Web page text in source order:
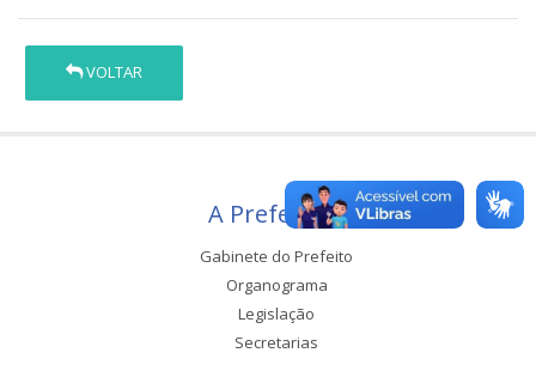
VOLTAR
A Prefeitura
Gabinete do Prefeito
Organograma
Legislação
Secretarias